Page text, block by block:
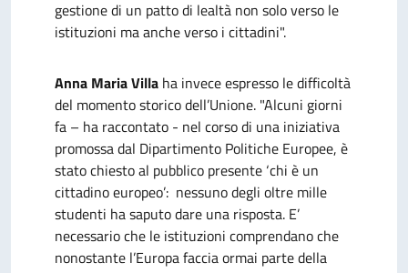
gestione di un patto di lealtà non solo verso le
istituzioni ma anche verso i cittadini".
Anna Maria Villa ha invece espresso le difficoltà
del momento storico dell’Unione. "Alcuni giorni
fa – ha raccontato - nel corso di una iniziativa
promossa dal Dipartimento Politiche Europee, è
stato chiesto al pubblico presente ‘chi è un
cittadino europeo’: nessuno degli oltre mille
studenti ha saputo dare una risposta. E’
necessario che le istituzioni comprendano che
nonostante l’Europa faccia ormai parte della